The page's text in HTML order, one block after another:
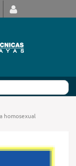
homosexual